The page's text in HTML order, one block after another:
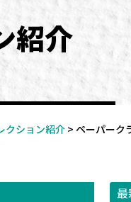
紹介
クション紹介 > ペーパーク